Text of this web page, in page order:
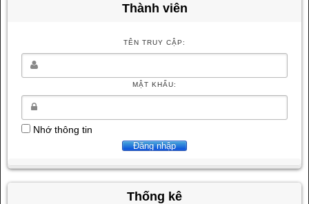
Thành viên
TÊN TRUY CẬP:
MẬT KHẨU:
Nhớ thông tin
Thống kê